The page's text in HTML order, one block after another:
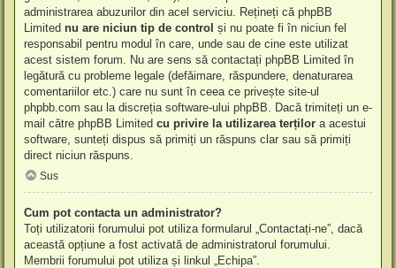
administrarea abuzurilor din acel serviciu. Rețineți că phpBB
Limited nu are niciun tip de control și nu poate fi în niciun fel
responsabil pentru modul în care, unde sau de cine este utilizat
acest sistem forum. Nu are sens să contactați phpBB Limited în
legătură cu probleme legale (defăimare, răspundere, denaturarea
comentariilor etc.) care nu sunt în ceea ce privește site-ul
phpbb.com sau la discreția software-ului phpBB. Dacă trimiteți un e-
mail către phpBB Limited cu privire la utilizarea terților a acestui
software, sunteți dispus să primiți un răspuns clar sau să primiți
direct niciun răspuns.
Sus
Cum pot contacta un administrator?
Toți utilizatorii forumului pot utiliza formularul „Contactați-ne”, dacă
această opțiune a fost activată de administratorul forumului.
Membrii forumului pot utiliza și linkul „Echipa”.